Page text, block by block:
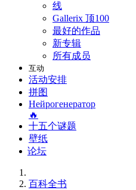
线
Gallerix 顶100
最好的作品
新专辑
所有成员
互动
活动安排
拼图
Нейрогенератор
🔥
十五个谜题
壁纸
论坛
百科全书